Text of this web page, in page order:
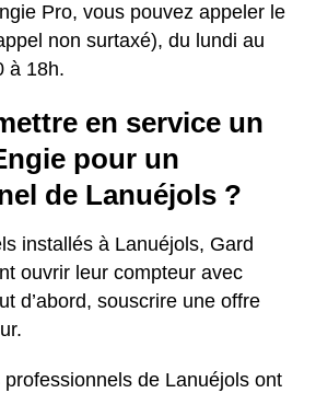
Pro, vous pouvez appeler le
non surtaxé), du lundi au
à 18h.
en service un
pour un
de Lanuéjols ?
installés à Lanuéjols, Gard
ouvrir leur compteur avec
d’abord, souscrire une offre
de Lanuéjols ont